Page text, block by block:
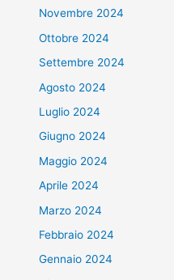
Novembre 2024
Ottobre 2024
Settembre 2024
Agosto 2024
Luglio 2024
Giugno 2024
Maggio 2024
Aprile 2024
Marzo 2024
Febbraio 2024
Gennaio 2024